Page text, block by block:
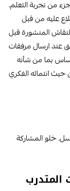
من تجربة التعلم.
عليه من قبل
المنشورة قبل
عند ارسال مرفقات
بما من شأنه
حيث انتمائه الفكري
خلو المشاركة
المتدرب